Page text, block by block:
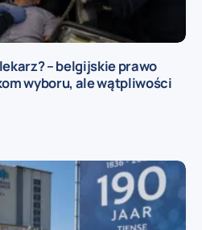
– belgijskie prawo
wyboru, ale wątpliwości